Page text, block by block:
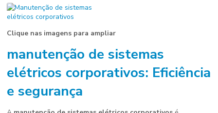
Clique nas imagens para ampliar
manutenção de sistemas
elétricos corporativos: Eficiência
e segurança